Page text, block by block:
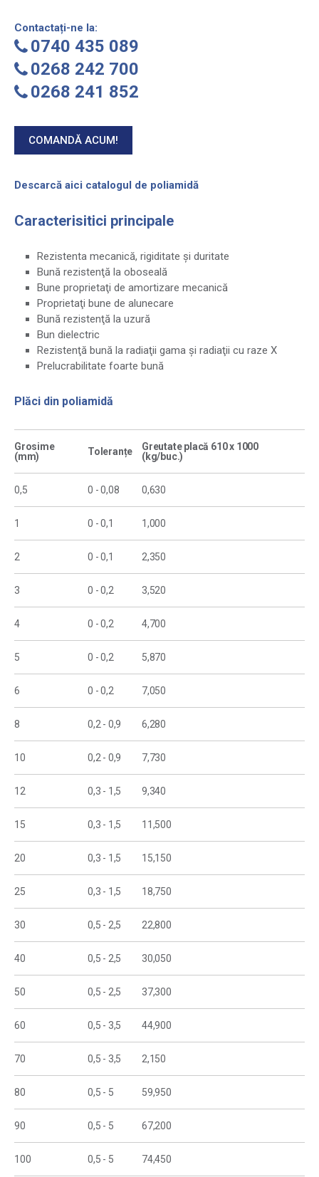
Contactați-ne la:
0740 435 089
0268 242 700
0268 241 852
COMANDĂ ACUM!
Descarcă aici catalogul de poliamidă
Caracterisitici principale
Rezistenta mecanică, rigiditate şi duritate
Bună rezistenţă la oboseală
Bune proprietaţi de amortizare mecanică
Proprietaţi bune de alunecare
Bună rezistenţă la uzură
Bun dielectric
Rezistenţă bună la radiaţii gama şi radiaţii cu raze X
Prelucrabilitate foarte bună
Plăci din poliamidă
Grosime
(mm)
Toleranțe
Greutate placă 610 x 1000
(kg/buc.)
0,5 0 - 0,08 0,630
1 0 - 0,1 1,000
2 0 - 0,1 2,350
3 0 - 0,2 3,520
4 0 - 0,2 4,700
5 0 - 0,2 5,870
6 0 - 0,2 7,050
8 0,2 - 0,9 6,280
10 0,2 - 0,9 7,730
12 0,3 - 1,5 9,340
15 0,3 - 1,5 11,500
20 0,3 - 1,5 15,150
25 0,3 - 1,5 18,750
30 0,5 - 2,5 22,800
40 0,5 - 2,5 30,050
50 0,5 - 2,5 37,300
60 0,5 - 3,5 44,900
70 0,5 - 3,5 2,150
80 0,5 - 5 59,950
90 0,5 - 5 67,200
100 0,5 - 5 74,450